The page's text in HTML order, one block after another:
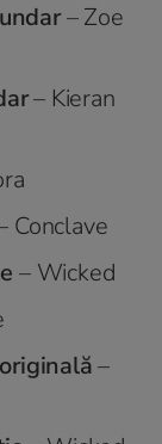
– Zoe
– Kieran
Conclave
– Wicked
–